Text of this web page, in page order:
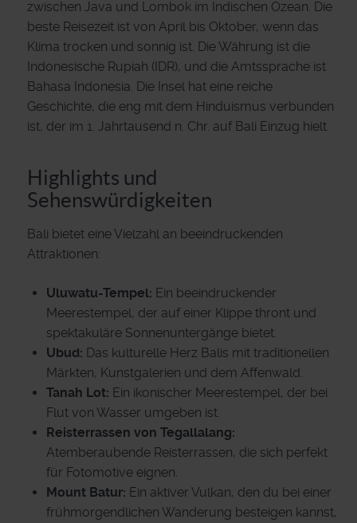
zwischen Java und Lombok im Indischen Ozean. Die
beste Reisezeit ist von April bis Oktober, wenn das
Klima trocken und sonnig ist. Die Währung ist die
Indonesische Rupiah (IDR), und die Amtssprache ist
Bahasa Indonesia. Die Insel hat eine reiche
Geschichte, die eng mit dem Hinduismus verbunden
ist, der im 1. Jahrtausend n. Chr. auf Bali Einzug hielt.
Highlights und
Sehenswürdigkeiten
Bali bietet eine Vielzahl an beeindruckenden
Attraktionen:
Uluwatu-Tempel: Ein beeindruckender
Meerestempel, der auf einer Klippe thront und
spektakuläre Sonnenuntergänge bietet.
Ubud: Das kulturelle Herz Balis mit traditionellen
Märkten, Kunstgalerien und dem Affenwald.
Tanah Lot: Ein ikonischer Meerestempel, der bei
Flut von Wasser umgeben ist.
Reisterrassen von Tegallalang:
Atemberaubende Reisterrassen, die sich perfekt
für Fotomotive eignen.
Mount Batur: Ein aktiver Vulkan, den du bei einer
frühmorgendlichen Wanderung besteigen kannst,